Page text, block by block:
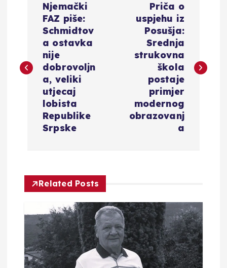
i
a
o
Njemački
FAZ piše:
Schmidtov
a ostavka
nije
dobrovoljn
a, veliki
utjecaj
lobista
Republike
Srpske
Priča o
uspjehu iz
Posušja:
Srednja
strukovna
škola
postaje
primjer
modernog
obrazovanj
a
Related Posts